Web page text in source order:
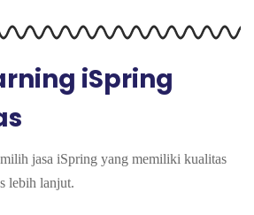
iSpring
jasa iSpring yang memiliki kualitas
lebih lanjut.